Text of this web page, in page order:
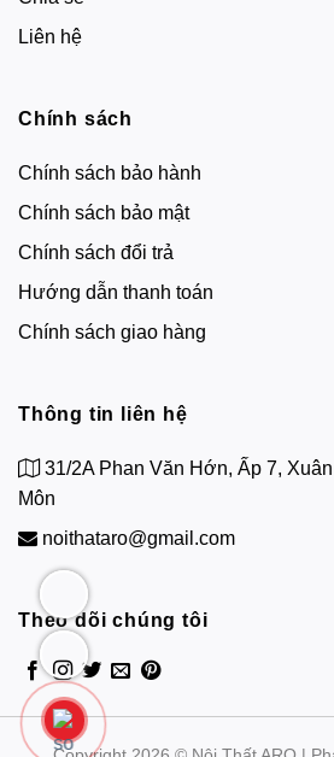
Liên hệ
Chính sách
Chính sách bảo hành
Chính sách bảo mật
Chính sách đổi trả
Hướng dẫn thanh toán
Chính sách giao hàng
Thông tin liên hệ
31/2A Phan Văn Hớn, Ấp 7,
Môn
noithataro@gmail.com
Theo dõi chúng tôi